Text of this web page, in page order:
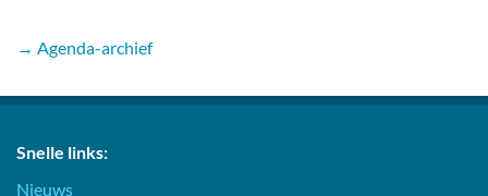
→ Agenda-archief
Snelle links:
Nieuws